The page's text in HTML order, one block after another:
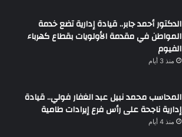
الدكتور أحمد جابر.. قيادة إدارية تضع خدمة
المواطن في مقدمة الأولويات بقطاع كهرباء
الفيوم
منذ 3 أيام
المحاسب محمد نبيل عبد الغفار فولي.. قيادة
إدارية ناجحة على رأس فرع إيرادات طامية
منذ 4 أيام